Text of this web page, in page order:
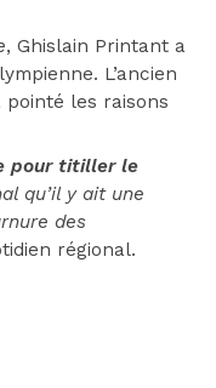
, Ghislain Printant a
L’ancien
pointé les raisons
pour titiller le
qu’il y ait une
des
régional.